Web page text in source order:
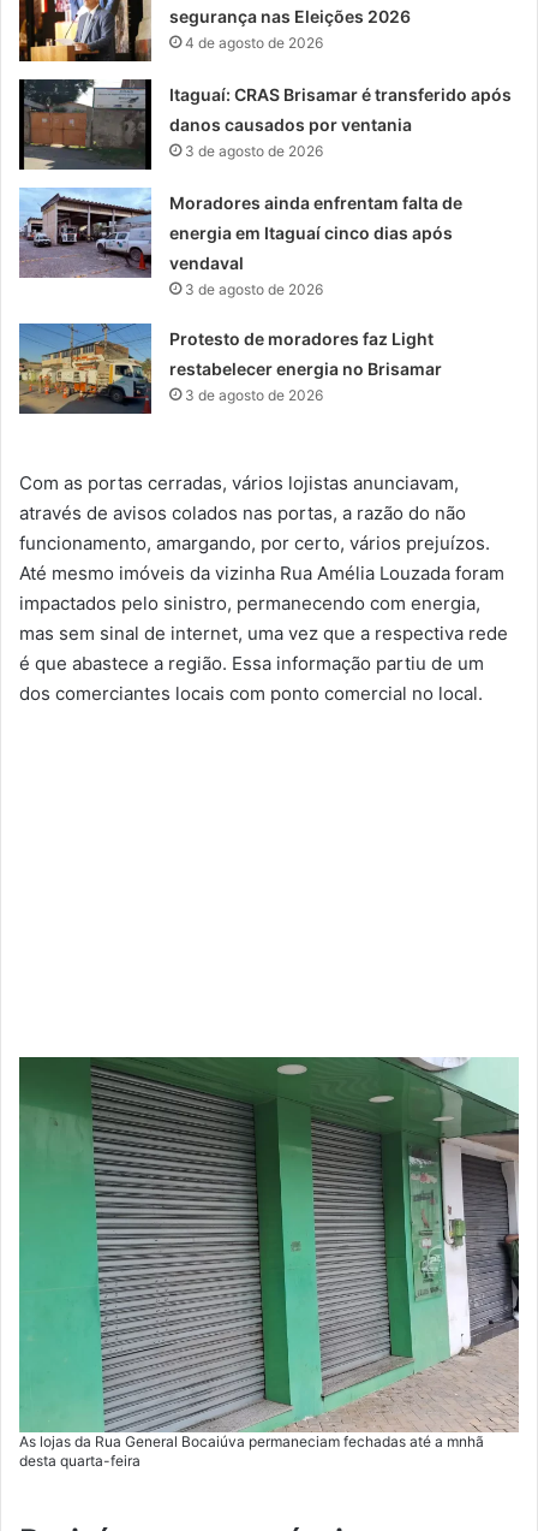
segurança nas Eleições 2026
4 de agosto de 2026
Itaguaí: CRAS Brisamar é transferido após
danos causados por ventania
3 de agosto de 2026
Moradores ainda enfrentam falta de
energia em Itaguaí cinco dias após
vendaval
3 de agosto de 2026
Protesto de moradores faz Light
restabelecer energia no Brisamar
3 de agosto de 2026
Com as portas cerradas, vários lojistas anunciavam,
através de avisos colados nas portas, a razão do não
funcionamento, amargando, por certo, vários prejuízos.
Até mesmo imóveis da vizinha Rua Amélia Louzada foram
impactados pelo sinistro, permanecendo com energia,
mas sem sinal de internet, uma vez que a respectiva rede
é que abastece a região. Essa informação partiu de um
dos comerciantes locais com ponto comercial no local.
As lojas da Rua General Bocaiúva permaneciam fechadas até a mnhã
desta quarta-feira